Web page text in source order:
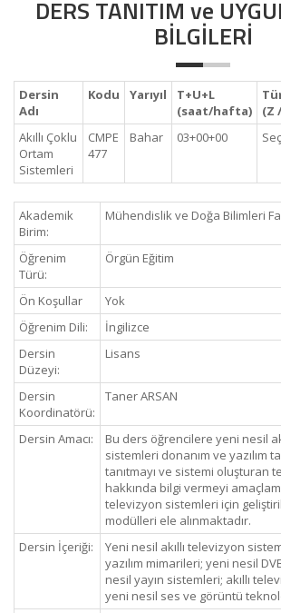
DERS TANITIM ve
BİLGİLERİ
Dersin
Adı
Kodu Yarıyıl
T+U+L
(saat/hafta)
(Z
Akıllı Çoklu
Ortam
Sistemleri
CMPE
477
Bahar 03+00+00
Akademik
Birim:
Mühendislik ve Doğa Bilimleri
Öğrenim
Türü:
Örgün Eğitim
Ön Koşullar
Yok
Öğrenim Dili:
İngilizce
Dersin
Düzeyi:
Lisans
Dersin
Koordinatörü:
Taner ARSAN
Dersin Amacı:
Bu ders öğrencilere yeni nesil
sistemleri donanım ve yazılım
tanıtmayı ve sistemi oluşturan
hakkında bilgi vermeyi
televizyon sistemleri için
modülleri ele alınmaktadır.
Dersin İçeriği:
Yeni nesil akıllı televizyon
yazılım mimarileri; yeni nesil
nesil yayın sistemleri; akıllı
yeni nesil ses ve görüntü